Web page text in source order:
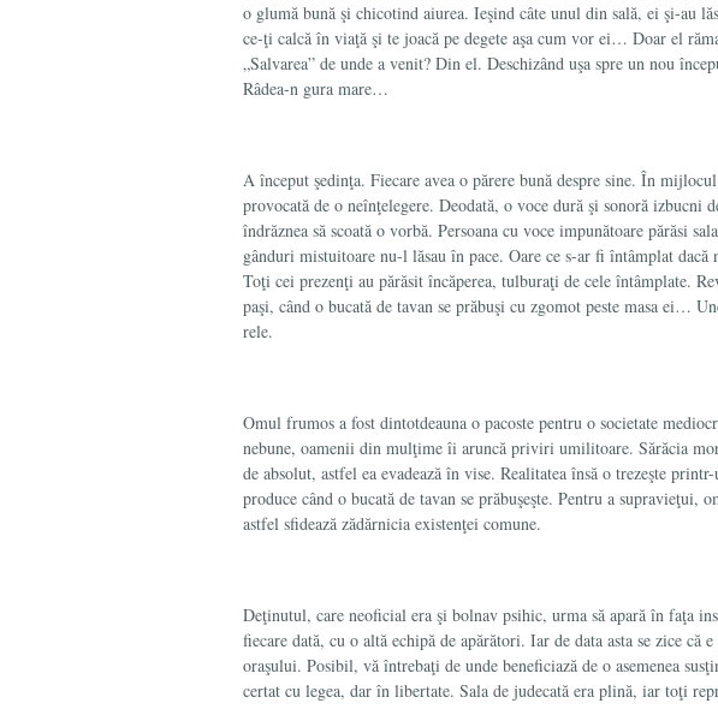
o glumă bună şi chicotind aiurea. Ie­şind câte unul din sală, ei şi-au
ce-ţi calcă în viaţă şi te joacă pe degete aşa cum vor ei… Doar el
„Salvarea” de unde a venit? Din el. Deschizând uşa spre un nou
Râdea-n gura mare…
A început şedinţa. Fiecare avea o părere bună despre sine. În
provocată de o neînţelegere. Deodată, o voce dură şi sonoră izbucni
îndrăznea să scoa­tă o vorbă. Persoana cu voce impunătoare părăsi
gânduri mistuitoare nu-l lăsau în pace. Oare ce s-ar fi întâmplat dacă
Toţi cei prezenţi au părăsit încăperea, tulburaţi de cele întâmplate.
paşi, când o bucată de tavan se prăbuşi cu zgomot peste masa ei…
rele.
Omul frumos a fost dintotdeauna o pacoste pentru o societate
nebune, oamenii din mulţime îi aruncă priviri umilitoare. Sărăcia
de absolut, astfel ea evadează în vise. Realitatea însă o trezeşte
produce când o bucată de tavan se prăbuşeşte. Pentru a supravieţui,
astfel sfidează zădărnicia existenţei comune.
Deţinutul, care neoficial era şi bolnav psihic, urma să apară în faţa
fiecare dată, cu o altă echipă de apărători. Iar de data asta se zice că
oraşului. Po­sibil, vă întrebaţi de unde beneficiază de o asemenea
certat cu legea, dar în libertate. Sala de judecată era plină, iar toţi